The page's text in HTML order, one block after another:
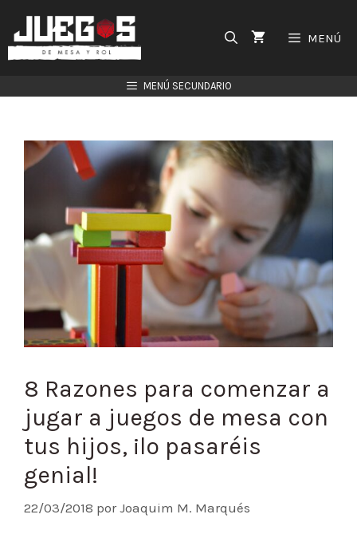
contenido
MENÚ
MENÚ SECUNDARIO
8 Razones para comenzar a
jugar a juegos de mesa con
tus hijos, ¡lo pasaréis
genial!
22/03/2018 porJoaquim M. Marqués